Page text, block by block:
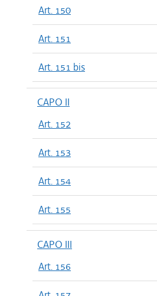
Art. 150
Art. 151
Art. 151 bis
CAPO II
Art. 152
Art. 153
Art. 154
Art. 155
CAPO III
Art. 156